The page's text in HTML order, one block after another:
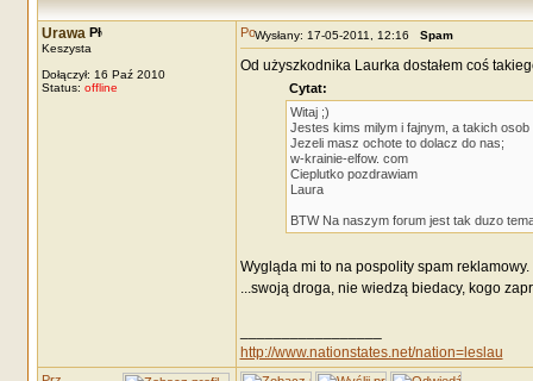
Urawa
Keszysta
Dołączył: 16 Paź 2010
Status: offline
Wysłany: 17-05-2011, 12:16 Spam
Od użyszkodnika Laurka dostałem coś
Cytat:
Witaj ;)
Jestes kims milym i fajnym, a takich
Jezeli masz ochote to dolacz do nas;
w-krainie-elfow. com
Cieplutko pozdrawiam
Laura
BTW Na naszym forum jest tak duzo
Wygląda mi to na pospolity spam
...swoją droga, nie wiedzą biedacy, kogo
http://www.nationstates.net/nation=leslau